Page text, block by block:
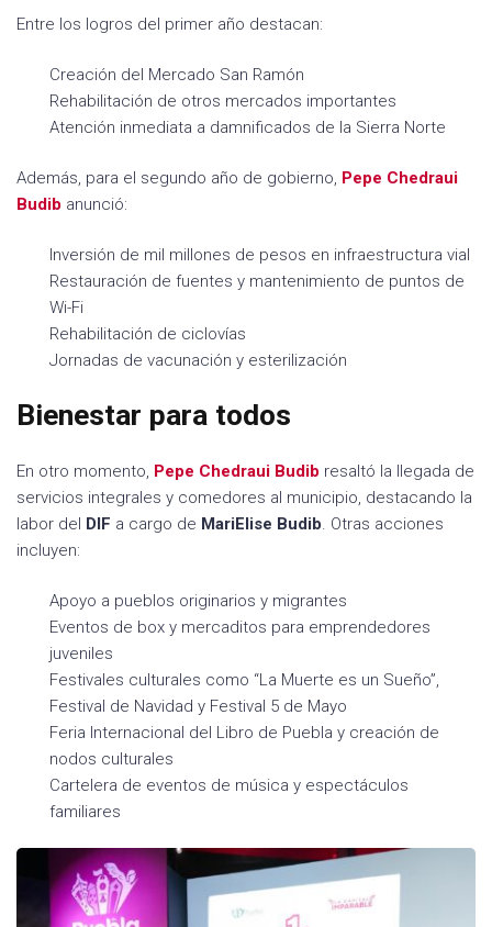
Entre los logros del primer año destacan:
Creación del Mercado San Ramón
Rehabilitación de otros mercados importantes
Atención inmediata a damnificados de la Sierra Norte
Además, para el segundo año de gobierno, Pepe Chedraui
Budib anunció:
Inversión de mil millones de pesos en infraestructura vial
Restauración de fuentes y mantenimiento de puntos de
Wi-Fi
Rehabilitación de ciclovías
Jornadas de vacunación y esterilización
Bienestar para todos
En otro momento, Pepe Chedraui Budib resaltó la llegada de
servicios integrales y comedores al municipio, destacando la
labor del DIF a cargo de MariElise Budib. Otras acciones
incluyen:
Apoyo a pueblos originarios y migrantes
Eventos de box y mercaditos para emprendedores
juveniles
Festivales culturales como “La Muerte es un Sueño”,
Festival de Navidad y Festival 5 de Mayo
Feria Internacional del Libro de Puebla y creación de
nodos culturales
Cartelera de eventos de música y espectáculos
familiares